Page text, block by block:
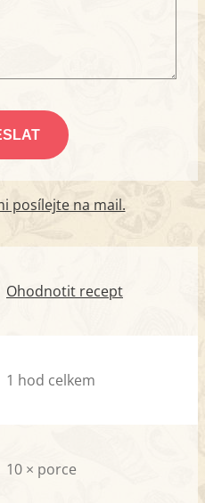
posílejte na mail.
Ohodnotit recept
1 hod celkem
10 × porce